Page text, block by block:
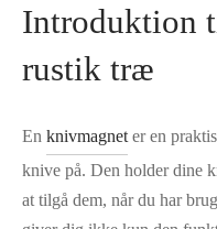
Introduktion
rustik træ
En knivmagnet er en
knive på. Den holder dine
at tilgå dem, når du har